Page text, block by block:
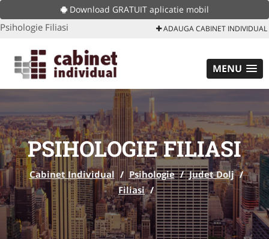
Download GRATUIT aplicatie mobil
Psihologie Filiasi ADAUGA CABINET INDIVIDUAL
MENU
PSIHOLOGIE FILIASI
Cabinet Individual / Psihologie / Judet Dolj /
Filiasi /